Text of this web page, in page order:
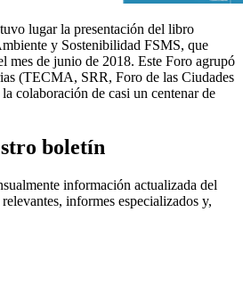
lugar la presentación del libro
y Sostenibilidad FSMS, que
mes de junio de 2018. Este Foro agrupó
(TECMA, SRR, Foro de las Ciudades
colaboración de casi un centenar de
boletín
información actualizada del
informes especializados y,